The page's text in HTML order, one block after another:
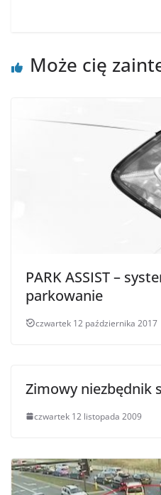
Może cię
PARK ASSIST –
parkowanie
czwartek 12 października 2017
Zimowy niezbędnik
czwartek 12 listopada 2009